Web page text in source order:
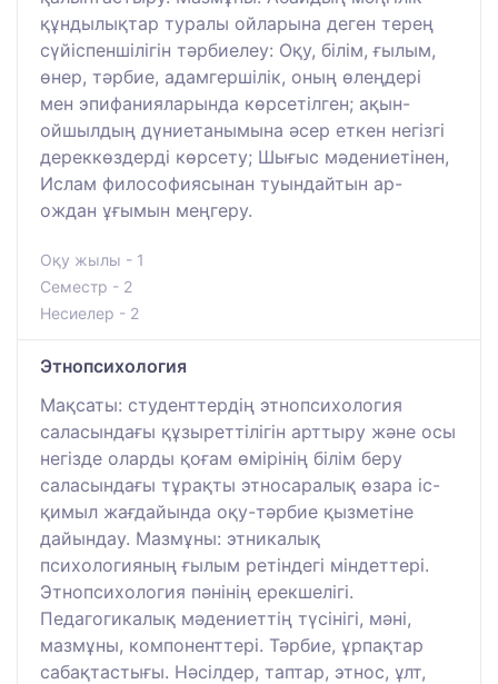
құндылықтар туралы ойларына деген терең
сүйіспеншілігін тәрбиелеу: Оқу, білім, ғылым,
өнер, тәрбие, адамгершілік, оның өлеңдері
мен эпифанияларында көрсетілген; ақын-
ойшылдың дүниетанымына әсер еткен негізгі
дереккөздерді көрсету; Шығыс мәдениетінен,
Ислам философиясынан туындайтын ар-
ождан ұғымын меңгеру.
Оқу жылы - 1
Семестр - 2
Несиелер - 2
Этнопсихология
Мақсаты: студенттердің этнопсихология
саласындағы құзыреттілігін арттыру және осы
негізде оларды қоғам өмірінің білім беру
саласындағы тұрақты этносаралық өзара іс-
қимыл жағдайында оқу-тәрбие қызметіне
дайындау. Мазмұны: этникалық
психологияның ғылым ретіндегі міндеттері.
Этнопсихология пәнінің ерекшелігі.
Педагогикалық мәдениеттің түсінігі, мәні,
мазмұны, компоненттері. Тәрбие, ұрпақтар
сабақтастығы. Нәсілдер, таптар, этнос, ұлт,